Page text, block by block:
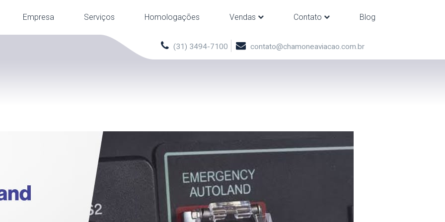
Empresa Serviços Homologações Vendas Contato Blog
(31) 3494-7100 contato@chamoneaviacao.com.br